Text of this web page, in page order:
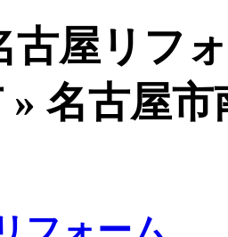
古屋リフ
» 名古屋